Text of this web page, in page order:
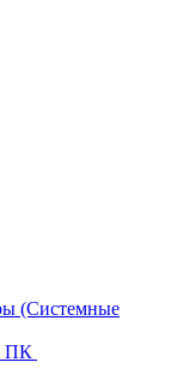
(Системные
ПК